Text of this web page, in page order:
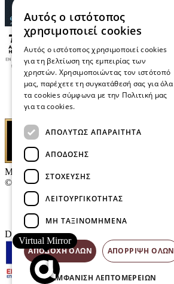
Μαρκάκης Οπτικά
© 2026
Επικοινωνία
E-Volution Awards
Designed & developed by
Virtual Mirror
Αυτός ο ιστότοπος
χρησιμοποιεί cookies
Αυτός ο ιστότοπος χρησιμοποιεί cookies
για τη βελτίωση της εμπειρίας των
χρηστών. Χρησιμοποιώντας τον ιστότοπό
μας, παρέχετε τη συγκατάθεσή σας για όλα
τα cookies σύμφωνα με την Πολιτική μας
για τα cookies.
ΑΠΟΛΎΤΩΣ ΑΠΑΡΑΊΤΗΤΑ
ΑΠΌΔΟΣΗΣ
ΣΤΌΧΕΥΣΗΣ
ΛΕΙΤΟΥΡΓΙΚΌΤΗΤΑΣ
ΜΗ ΤΑΞΙΝΟΜΗΜΈΝΑ
ΑΠΟΔΟΧΉ ΌΛΩΝ ΑΠΌΡΡΙΨΗ ΌΛΩΝ
ΕΜΦΆΝΙΣΗ ΛΕΠΤΟΜΕΡΕΙΏΝ